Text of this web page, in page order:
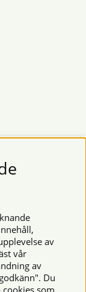
Fyll då i din e-
av
vår
av
Du
som